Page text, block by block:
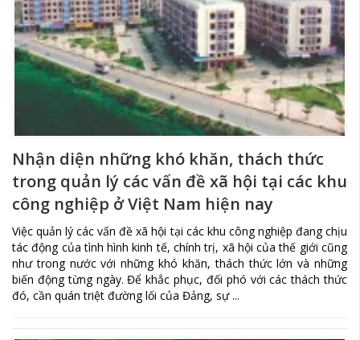
Nhận diện những khó khăn, thách thức
trong quản lý các vấn đề xã hội tại các khu
công nghiệp ở Việt Nam hiện nay
Việc quản lý các vấn đề xã hội tại các khu công nghiệp đang chịu
tác động của tình hình kinh tế, chính trị, xã hội của thế giới cũng
như trong nước với những khó khăn, thách thức lớn và những
biến động từng ngày. Để khắc phục, đối phó với các thách thức
đó, cần quán triệt đường lối của Đảng, sự ...